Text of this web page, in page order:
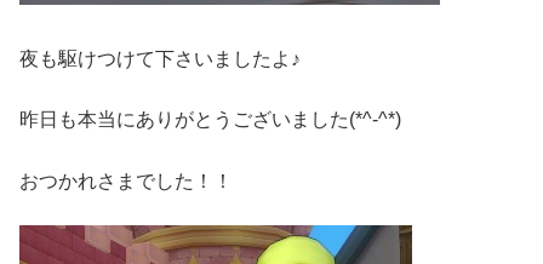
夜も駆けつけて下さいましたよ♪
昨日も本当にありがとうございました(*^-^*)
おつかれさまでした！！